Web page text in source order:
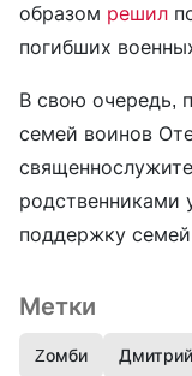
образом решил
погибших
В свою очередь,
семей воинов
родственниками
поддержку
Метки
Zомби